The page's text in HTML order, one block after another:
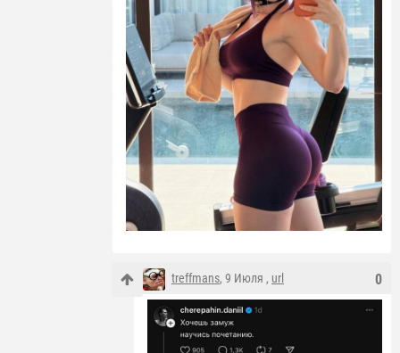
0
treffmans, 9 Июля , url